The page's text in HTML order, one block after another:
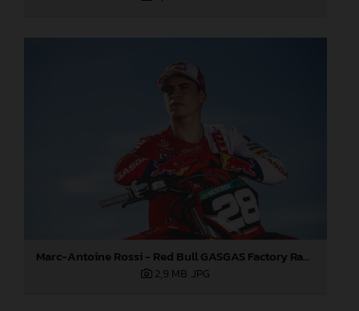
Marc-Antoine Rossi - Red Bull GASGAS Factory Racing 2024
2,9 MB .JPG